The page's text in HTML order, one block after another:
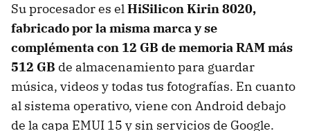
Su procesador es elHiSilicon Kirin 8020,
fabricado por la misma marca y se
complémenta con 12 GB de memoria RAM más
512 GB de almacenamiento para guardar
música, videos y todas tus fotografías. En cuanto
al sistema operativo, viene con Android debajo
de la capa EMUI 15 y sin servicios de Google.